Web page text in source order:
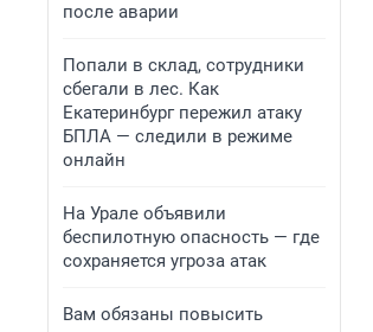
после аварии
Попали в склад, сотрудники
сбегали в лес. Как
Екатеринбург пережил атаку
БПЛА — следили в режиме
онлайн
На Урале объявили
беспилотную опасность — где
сохраняется угроза атак
Вам обязаны повысить